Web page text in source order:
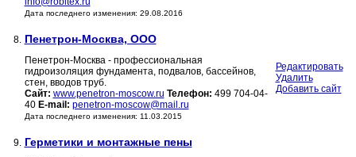
Дата последнего изменения: 29.08.2016
8. Пенетрон-Москва, ООО
Пенетрон-Москва - профессиональная
гидроизоляция фундамента, подвалов, бассейнов,
стен, вводов труб.
Сайт: www.penetron-moscow.ru Телефон: 499 704-04-
40 E-mail: penetron-moscow@mail.ru
Дата последнего изменения: 11.03.2015
Редактировать
Удалить
Добавить сайт
9. Герметики и монтажные пены